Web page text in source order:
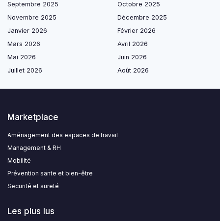
Septembre 2025
Octobre 2025
Novembre 2025
Décembre 2025
Janvier 2026
Février 2026
Mars 2026
Avril 2026
Mai 2026
Juin 2026
Juillet 2026
Août 2026
Marketplace
Aménagement des espaces de travail
Management & RH
Mobilité
Prévention sante et bien-être
Securité et sureté
Les plus lus